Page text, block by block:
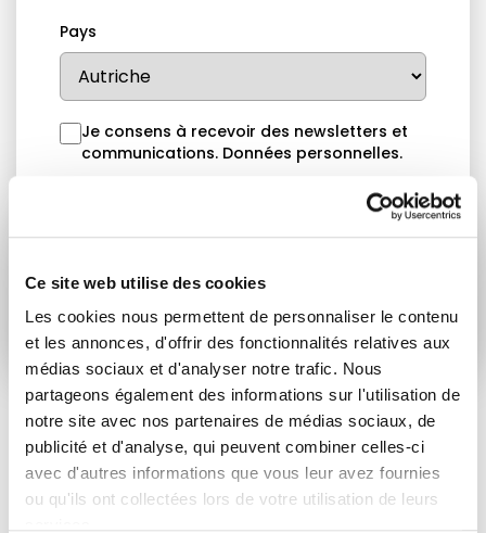
Ce site web utilise des cookies
Les cookies nous permettent de personnaliser le contenu
et les annonces, d'offrir des fonctionnalités relatives aux
médias sociaux et d'analyser notre trafic. Nous
partageons également des informations sur l'utilisation de
notre site avec nos partenaires de médias sociaux, de
publicité et d'analyse, qui peuvent combiner celles-ci
avec d'autres informations que vous leur avez fournies
ou qu'ils ont collectées lors de votre utilisation de leurs
Pays
Je consens à recevoir des newsletters et
communications. Données personnelles.
Soumettre
ARTICLES LIÉS